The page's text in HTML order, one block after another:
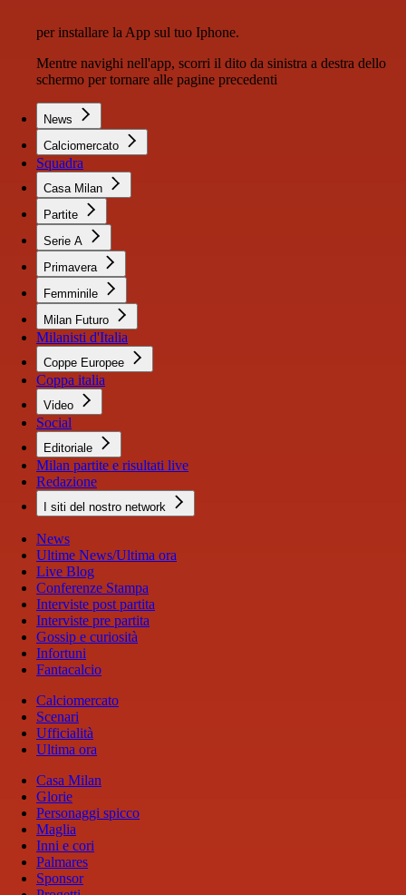
per installare la App sul tuo Iphone.
Mentre navighi nell'app, scorri il dito da sinistra a destra dello
schermo per tornare alle pagine precedenti
News
Calciomercato
Squadra
Casa Milan
Partite
Serie A
Primavera
Femminile
Milan Futuro
Milanisti d'Italia
Coppe Europee
Coppa italia
Video
Social
Editoriale
Milan partite e risultati live
Redazione
I siti del nostro network
News
Ultime News/Ultima ora
Live Blog
Conferenze Stampa
Interviste post partita
Interviste pre partita
Gossip e curiosità
Infortuni
Fantacalcio
Calciomercato
Scenari
Ufficialità
Ultima ora
Casa Milan
Glorie
Personaggi spicco
Maglia
Inni e cori
Palmares
Sponsor